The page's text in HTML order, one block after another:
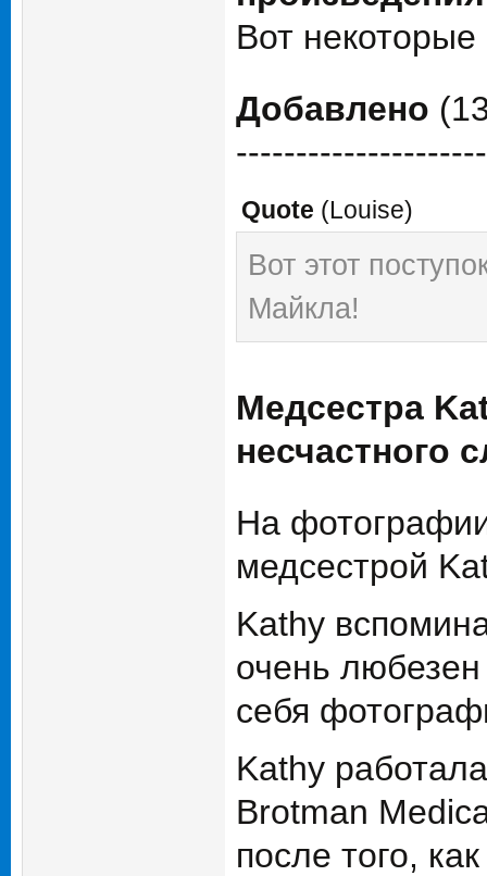
Вот некоторые
Добавлено
Quote (Louise)
Вот этот
Майкла!
Медсестра
несчастного
На
медсестрой
Kathy
очень
себя
Kathy
Brotman
после того,